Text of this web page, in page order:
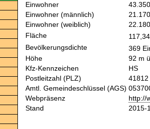
Einwohner
43.350
Einwohner (männlich)
21.170
Einwohner (weiblich)
22.180
Fläche
Bevölkerungsdichte
369
Höhe
92 m
Kfz-Kennzeichen
HS
Postleitzahl (PLZ)
41812
Amtl. Gemeindeschlüssel (AGS)
Webpräsenz
http://
Stand
2015-